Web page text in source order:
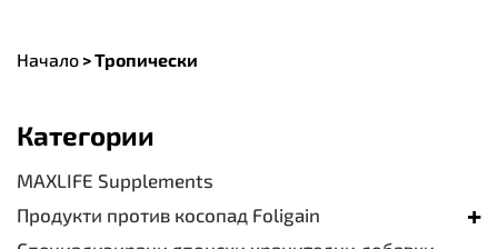
Начало >Тропически
Категории
MAXLIFE Supplements
Продукти против косопад Foligain
+